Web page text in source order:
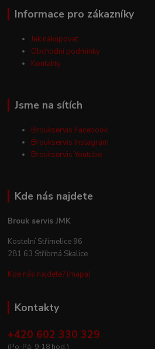
Informace pro zákazníky
Jak nakupovat
Obchodní podmínky
Kontakty
Jsme na sítích
Broukservis Facebook
Broukservis Instagram
Broukservis Youtube
Kde nás najdete
Brouk servis JMK
Kostelní Střimelice 96
281 63 Stříbrná Skalice
Kde nás najdete? (mapa)
Kontakty
+420 602 330 329
(Po-Pá, 9-18 hod.)